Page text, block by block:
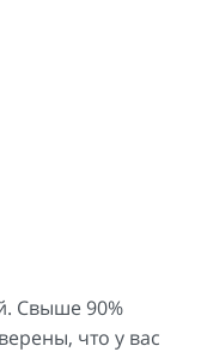
Свыше 90%
что у вас